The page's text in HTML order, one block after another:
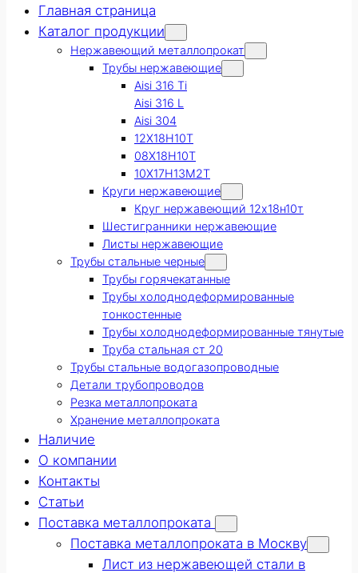
Главная страница
Каталог продукции
Нержавеющий металлопрокат
Трубы нержавеющие
Aisi 316 Ti
Aisi 316 L
Aisi 304
12Х18Н10Т
08Х18Н10Т
10Х17Н13М2Т
Круги нержавеющие
Круг нержавеющий 12х18н10т
Шестигранники нержавеющие
Листы нержавеющие
Трубы стальные черные
Трубы горячекатанные
Трубы холоднодеформированные
тонкостенные
Трубы холоднодеформированные тянутые
Труба стальная ст 20
Трубы стальные водогазопроводные
Детали трубопроводов
Резка металлопроката
Хранение металлопроката
Наличие
О компании
Контакты
Статьи
Поставка металлопроката
Поставка металлопроката в Москву
Лист из нержавеющей стали в